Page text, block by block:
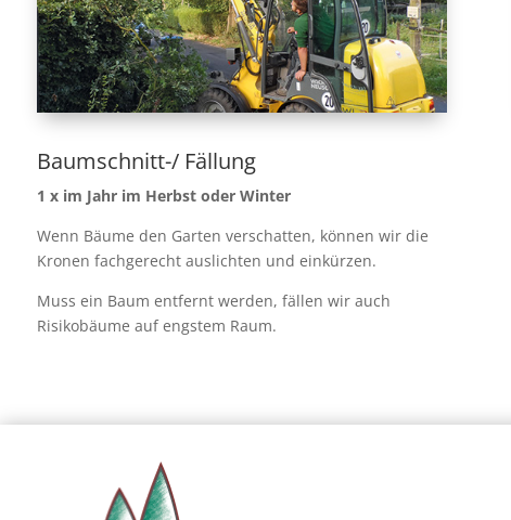
Baumschnitt-/ Fällung
1 x im Jahr im Herbst oder Winter
Wenn Bäume den Garten verschatten, können wir die
Kronen fachgerecht auslichten und einkürzen.
Muss ein Baum entfernt werden, fällen wir auch
Risikobäume auf engstem Raum.